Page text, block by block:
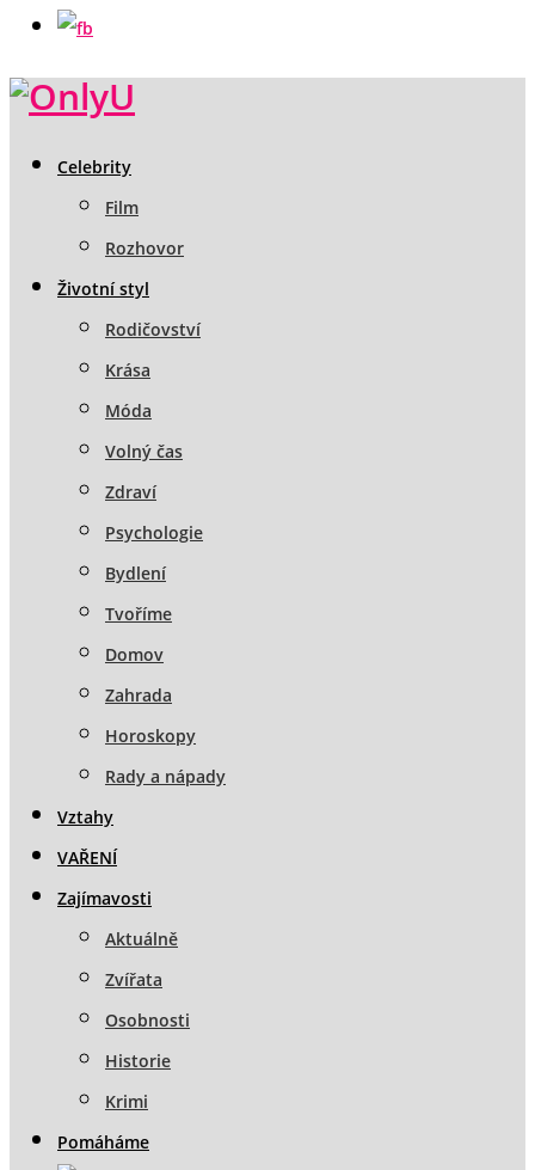
Celebrity
Film
Rozhovor
Životní styl
Rodičovství
Krása
Móda
Volný čas
Zdraví
Psychologie
Bydlení
Tvoříme
Domov
Zahrada
Horoskopy
Rady a nápady
Vztahy
VAŘENÍ
Zajímavosti
Aktuálně
Zvířata
Osobnosti
Historie
Krimi
Pomáháme